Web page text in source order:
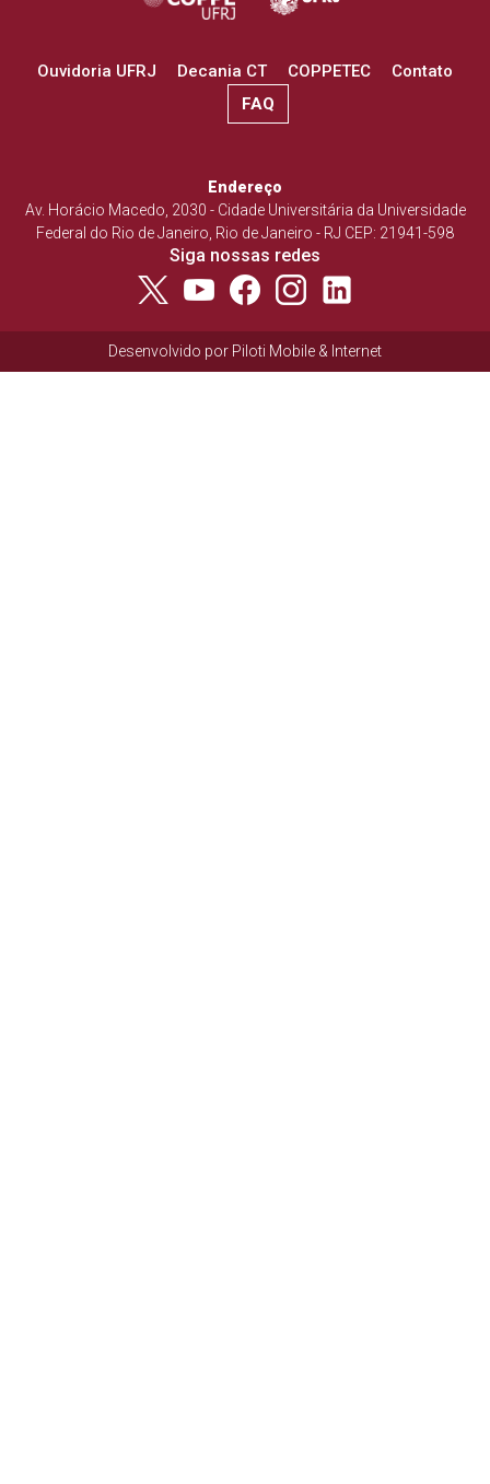
Ouvidoria UFRJ Decania CT COPPETEC
Contato
FAQ
Endereço
Av. Horácio Macedo, 2030 - Cidade Universitária da Universidade
Federal do Rio de Janeiro, Rio de Janeiro - RJ CEP: 21941-598
Siga nossas redes
Desenvolvido por Piloti Mobile & Internet